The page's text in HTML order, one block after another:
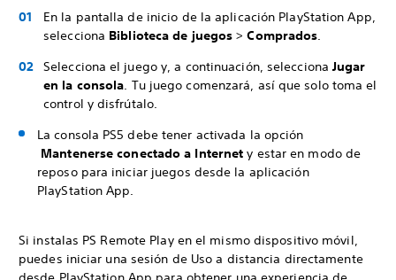
En la pantalla de inicio de la aplicación PlayStation App,
selecciona Biblioteca de juegos>Comprados.
Selecciona el juego y, a continuación, selecciona Jugar
en la consola. Tu juego comenzará, así que solo toma el
control y disfrútalo.
La consola PS5 debe tener activada la opción
Mantenerse conectado a Internet y estar en modo de
reposo para iniciar juegos desde la aplicación
PlayStation App.
Si instalas PS Remote Play en el mismo dispositivo móvil,
puedes iniciar una sesión de Uso a distancia directamente